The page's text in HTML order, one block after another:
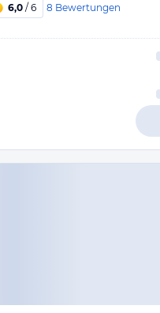
6,0 / 6 8 Bewertungen